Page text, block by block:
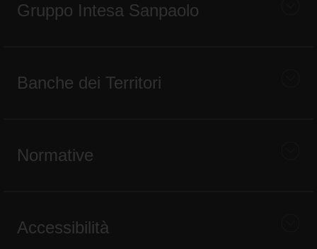
Gruppo Intesa Sanpaolo
Banche dei Territori
Normative
Accessibilità